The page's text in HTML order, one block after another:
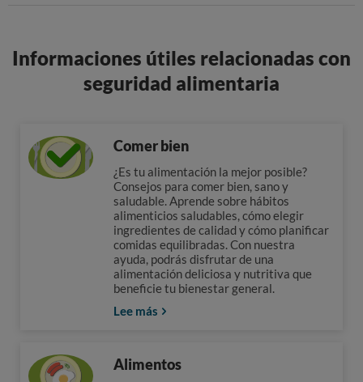
Informaciones útiles relacionadas con
seguridad alimentaria
Comer bien
¿Es tu alimentación la mejor posible?
Consejos para comer bien, sano y
saludable. Aprende sobre hábitos
alimenticios saludables, cómo elegir
ingredientes de calidad y cómo planificar
comidas equilibradas. Con nuestra
ayuda, podrás disfrutar de una
alimentación deliciosa y nutritiva que
beneficie tu bienestar general.
Lee más
Alimentos